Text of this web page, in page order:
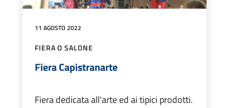
11 AGOSTO 2022
FIERA O SALONE
Fiera Capistranarte
Fiera dedicata all'arte ed ai tipici prodotti.